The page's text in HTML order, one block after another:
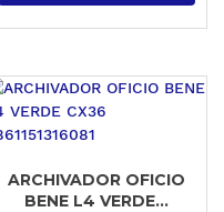
ARCHIVADOR OFICIO
BENE L4 VERDE...